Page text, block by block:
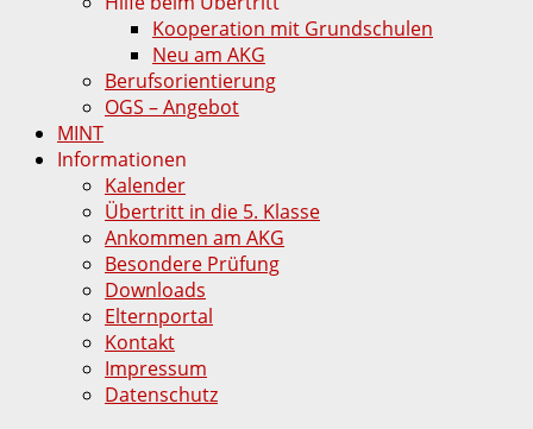
Kooperation mit Grundschulen
Neu am AKG
Berufsorientierung
OGS – Angebot
MINT
Informationen
Kalender
Übertritt in die 5. Klasse
Ankommen am AKG
Besondere Prüfung
Downloads
Elternportal
Kontakt
Impressum
Datenschutz